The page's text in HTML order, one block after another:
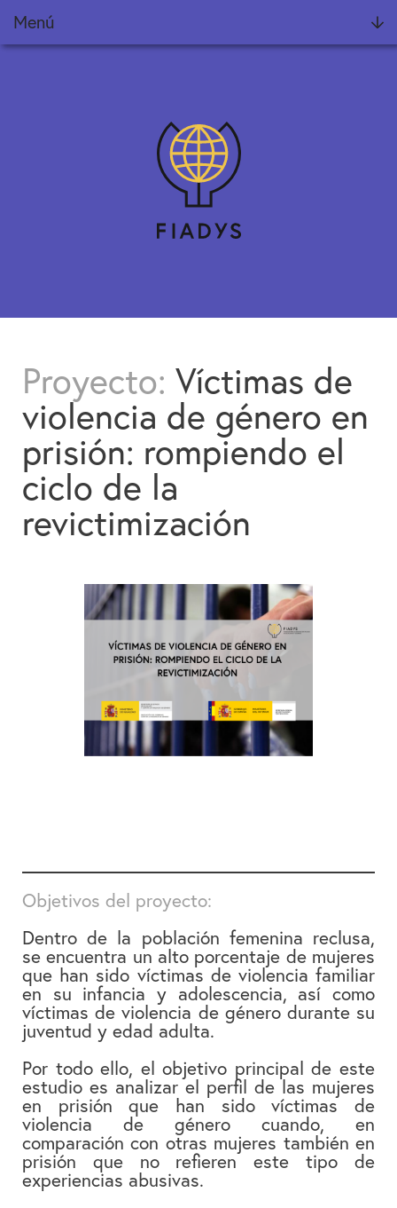
Menú
Colabora
Contacto
Buscador
English
Proyecto: Víctimas de
violencia de género en
prisión: rompiendo el
ciclo de la
revictimización
Objetivos del proyecto:
Dentro de la población femenina reclusa,
se encuentra un alto porcentaje de mujeres
que han sido víctimas de violencia familiar
en su infancia y adolescencia, así como
víctimas de violencia de género durante su
juventud y edad adulta.
Por todo ello, el objetivo principal de este
estudio es analizar el perfil de las mujeres
en prisión que han sido víctimas de
violencia de género cuando, en
comparación con otras mujeres también en
prisión que no refieren este tipo de
experiencias abusivas.